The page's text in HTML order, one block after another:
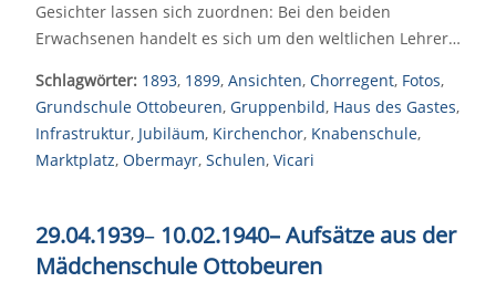
Gesichter lassen sich zuordnen: Bei den beiden
Erwachsenen handelt es sich um den weltlichen Lehrer…
Schlagwörter: 1893, 1899, Ansichten, Chorregent, Fotos,
Grundschule Ottobeuren, Gruppenbild, Haus des Gastes,
Infrastruktur, Jubiläum, Kirchenchor, Knabenschule,
Marktplatz, Obermayr, Schulen, Vicari
29.04.1939– 10.02.1940– Aufsätze aus der
Mädchenschule Ottobeuren